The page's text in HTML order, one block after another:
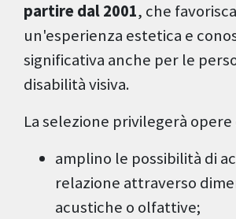
partire dal 2001, che favorisca
un'esperienza estetica e
significativa anche per le
disabilità visiva.
La selezione privilegerà opere
amplino le possibilità di
relazione attraverso
acustiche o olfattive;